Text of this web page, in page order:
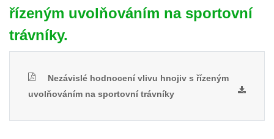
řízeným uvolňováním na sportovní
trávníky.
Nezávislé hodnocení vlivu hnojiv s řízeným
uvolňováním na sportovní trávníky